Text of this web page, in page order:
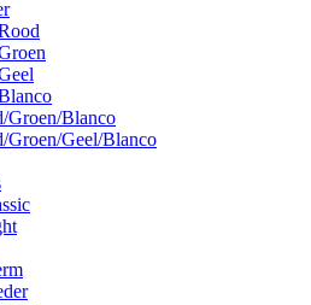
Groen/Blanco
Groen/Geel/Blanco